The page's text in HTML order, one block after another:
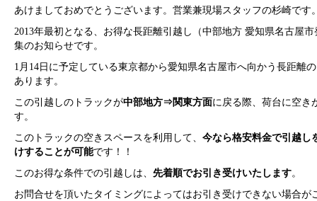
あけましておめでとうございます。営業兼現場スタッフの杉崎です
2013年最初となる、お得な長距離引越し（中部地方 愛知県名古屋市
集のお知らせです。
1月14日に予定している東京都から愛知県名古屋市へ向かう長距離
あります。
この引越しのトラックが中部地方⇒関東方面に戻る際、荷台に空き
す。
このトラックの空きスペースを利用して、 今なら格安料金で引越し
けすることが可能です！！
このお得な条件での引越しは、 先着順でお引き受けいたします。
お問合せを頂いたタイミングによってはお引き受けできない場合が